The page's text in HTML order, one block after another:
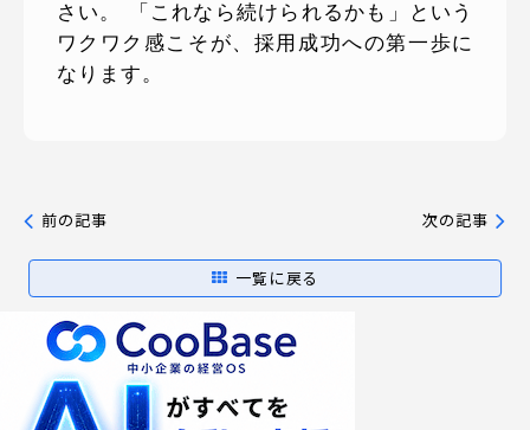
さい。 「これなら続けられるかも」という
ワクワク感こそが、採用成功への第一歩に
なります。
前の記事
一覧に戻る
次の記事